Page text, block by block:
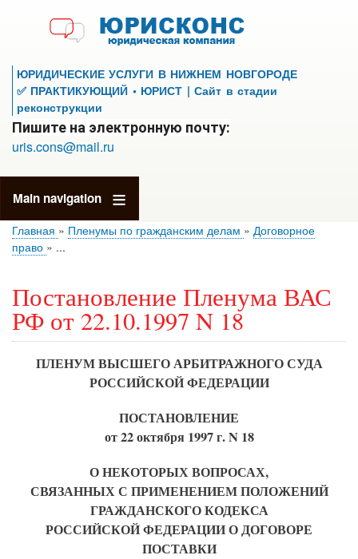
к
основному
содержанию
ЮРИДИЧЕСКИЕ УСЛУГИ В НИЖНЕМ НОВГОРОДЕ
✅ ПРАКТИКУЮЩИЙ • ЮРИСТ | Сайт в стадии
реконструкции
Пишите на электронную почту:
uris.cons@mail.ru
Main navigation
Главная Пленумы по гражданским делам
Договорное
право
...
Постановление Пленума ВАС
РФ от 22.10.1997 N 18
ПЛЕНУМ ВЫСШЕГО АРБИТРАЖНОГО СУДА
РОССИЙСКОЙ ФЕДЕРАЦИИ
ПОСТАНОВЛЕНИЕ
от 22 октября 1997 г. N 18
О НЕКОТОРЫХ ВОПРОСАХ,
СВЯЗАННЫХ С ПРИМЕНЕНИЕМ ПОЛОЖЕНИЙ
ГРАЖДАНСКОГО КОДЕКСА
РОССИЙСКОЙ ФЕДЕРАЦИИ О ДОГОВОРЕ
ПОСТАВКИ